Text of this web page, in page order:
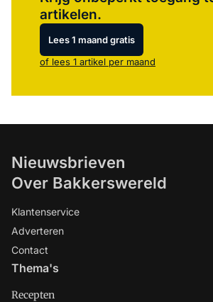
artikelen.
Lees 1 maand gratis
of lees 1 artikel per maand
Nieuwsbrieven
Over Bakkerswereld
Klantenservice
Adverteren
Contact
Thema's
Recepten